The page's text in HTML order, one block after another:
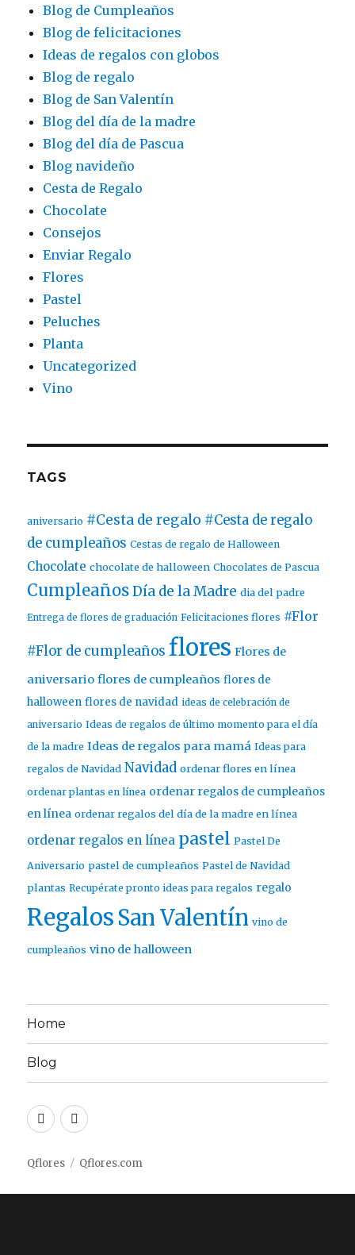
Blog de Cumpleaños
Blog de felicitaciones
Ideas de regalos con globos
Blog de regalo
Blog de San Valentín
Blog del día de la madre
Blog del día de Pascua
Blog navideño
Cesta de Regalo
Chocolate
Consejos
Enviar Regalo
Flores
Pastel
Peluches
Planta
Uncategorized
Vino
TAGS
aniversario #Cesta de regalo #Cesta de regalo
de cumpleaños Cestas de regalo de Halloween
Chocolate chocolate de halloween Chocolates de Pascua
Cumpleaños Día de la Madre dia del padre
Entrega de flores de graduación Felicitaciones flores #Flor
#Flor de cumpleaños flores Flores de
aniversario flores de cumpleaños flores de
halloween flores de navidad ideas de celebración de
aniversario Ideas de regalos de último momento para el día
de la madre Ideas de regalos para mamá Ideas para
regalos de Navidad Navidad ordenar flores en línea
ordenar plantas en línea ordenar regalos de cumpleaños
en línea ordenar regalos del día de la madre en línea
ordenar regalos en línea pastel Pastel De
Aniversario pastel de cumpleaños Pastel de Navidad
plantas Recupérate pronto ideas para regalos regalo
Regalos San Valentín vino de
cumpleaños vino de halloween
Home
Blog
TwitterFacebook
Qflores Qflores.com